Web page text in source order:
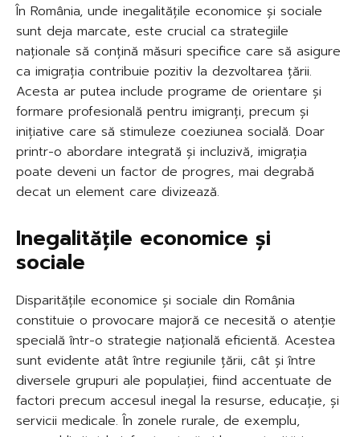
În România, unde inegalitățile economice și sociale
sunt deja marcate, este crucial ca strategiile
naționale să conțină măsuri specifice care să asigure
ca imigrația contribuie pozitiv la dezvoltarea țării.
Acesta ar putea include programe de orientare și
formare profesională pentru imigranți, precum și
inițiative care să stimuleze coeziunea socială. Doar
printr-o abordare integrată și incluzivă, imigrația
poate deveni un factor de progres, mai degrabă
decat un element care divizează.
Inegalitățile economice și
sociale
Disparitățile economice și sociale din România
constituie o provocare majoră ce necesită o atenție
specială într-o strategie națională eficientă. Acestea
sunt evidente atât între regiunile țării, cât și între
diversele grupuri ale populației, fiind accentuate de
factori precum accesul inegal la resurse, educație, și
servicii medicale. În zonele rurale, de exemplu,